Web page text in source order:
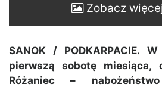
Zobacz
SANOK / PODKARPACIE.
pierwszą sobotę miesiąca,
Różaniec –